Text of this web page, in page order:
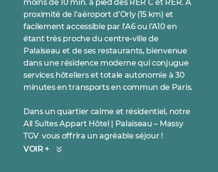
moins de 10 min. à pied des RER C et RER. A
proximité de l’aéroport d’Orly (15 km) et
facilement accessible par l’A6 ou l’A10 en
étant très proche du centre-ville de
Palaiseau et de ses restaurants, bienvenue
dans une résidence moderne qui conjugue
services hôteliers et totale autonomie à 30
minutes en transports en commun de Paris.
Dans un quartier calme et résidentiel, notre
All Suites Appart Hôtel | Palaiseau – Massy
TGV vous offrira un agréable séjour !
VOIR +